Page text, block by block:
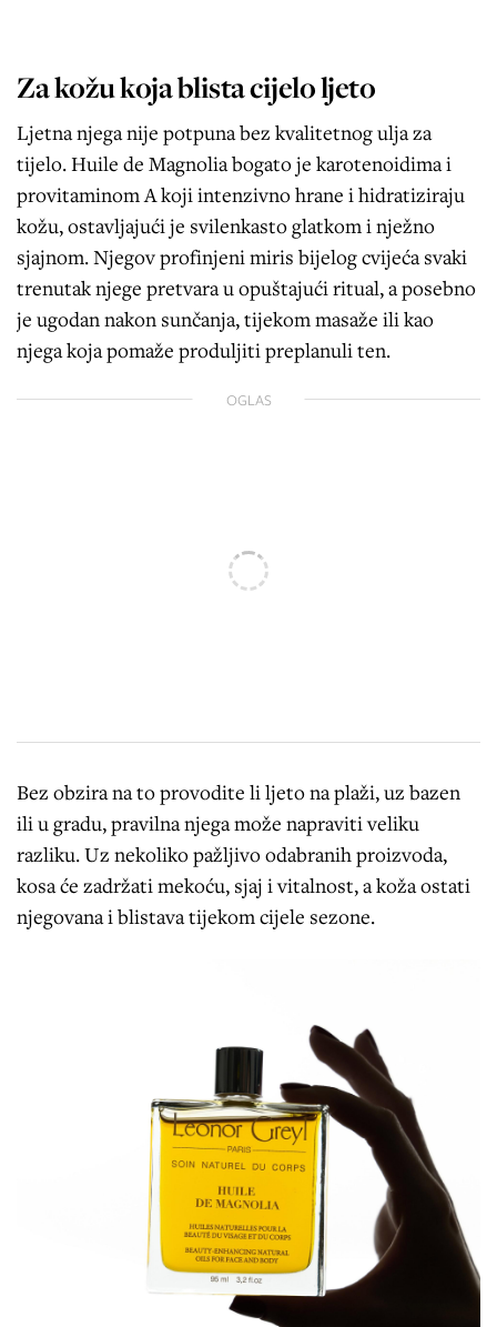
Za kožu koja blista cijelo ljeto
Ljetna njega nije potpuna bez kvalitetnog ulja za
tijelo. Huile de Magnolia bogato je karotenoidima i
provitaminom A koji intenzivno hrane i hidratiziraju
kožu, ostavljajući je svilenkasto glatkom i nježno
sjajnom. Njegov profinjeni miris bijelog cvijeća svaki
trenutak njege pretvara u opuštajući ritual, a posebno
je ugodan nakon sunčanja, tijekom masaže ili kao
njega koja pomaže produljiti preplanuli ten.
OGLAS
Bez obzira na to provodite li ljeto na plaži, uz bazen
ili u gradu, pravilna njega može napraviti veliku
razliku. Uz nekoliko pažljivo odabranih proizvoda,
kosa će zadržati mekoću, sjaj i vitalnost, a koža ostati
njegovana i blistava tijekom cijele sezone.